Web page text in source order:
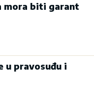
mora biti garant
u pravosuđu i